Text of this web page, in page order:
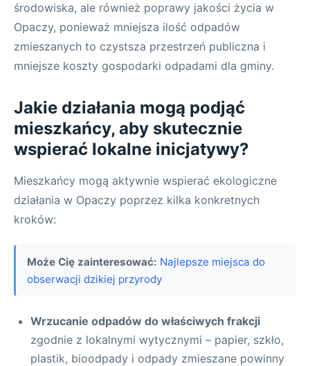
środowiska, ale również poprawy jakości życia w
Opaczy, ponieważ mniejsza ilość odpadów
zmieszanych to czystsza przestrzeń publiczna i
mniejsze koszty gospodarki odpadami dla gminy.
Jakie działania mogą podjąć
mieszkańcy, aby skutecznie
wspierać lokalne inicjatywy?
Mieszkańcy mogą aktywnie wspierać ekologiczne
działania w Opaczy poprzez kilka konkretnych
kroków:
Może Cię zainteresować: Najlepsze miejsca do
obserwacji dzikiej przyrody
Wrzucanie odpadów do właściwych frakcji
zgodnie z lokalnymi wytycznymi – papier, szkło,
plastik, bioodpady i odpady zmieszane powinny